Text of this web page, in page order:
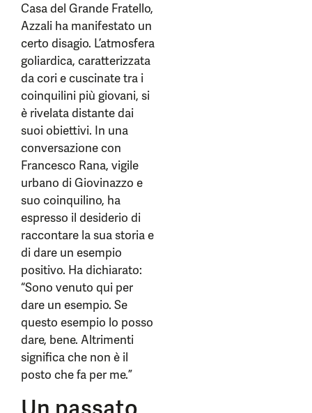
Casa del Grande Fratello,
Azzali ha manifestato un
certo disagio. L’atmosfera
goliardica, caratterizzata
da cori e cuscinate tra i
coinquilini più giovani, si
è rivelata distante dai
suoi obiettivi. In una
conversazione con
Francesco Rana, vigile
urbano di Giovinazzo e
suo coinquilino, ha
espresso il desiderio di
raccontare la sua storia e
di dare un esempio
positivo. Ha dichiarato:
“Sono venuto qui per
dare un esempio. Se
questo esempio lo posso
dare, bene. Altrimenti
significa che non è il
posto che fa per me.”